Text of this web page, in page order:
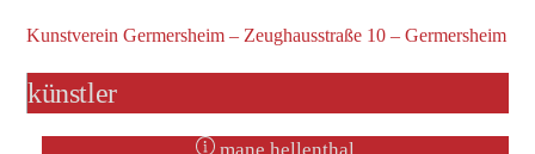
Kunstverein Germersheim – Zeughausstraße 10 – Germersheim
künstler